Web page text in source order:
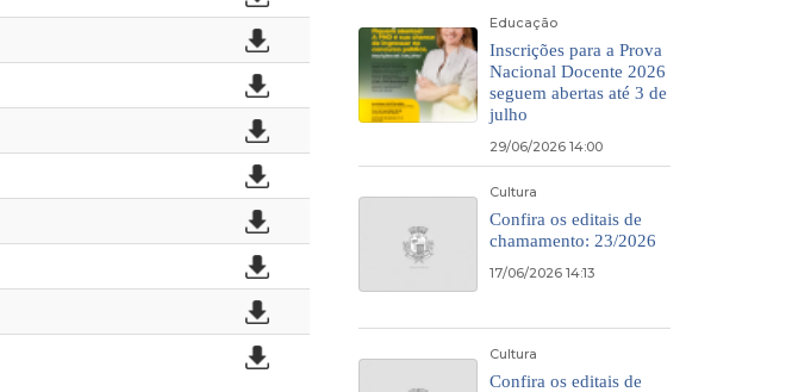
Educação
Inscrições para a Prova
Nacional Docente 2026
seguem abertas até 3 de
julho
29/06/2026 14:00
Cultura
Confira os editais de
chamamento: 23/2026
17/06/2026 14:13
Cultura
Confira os editais de